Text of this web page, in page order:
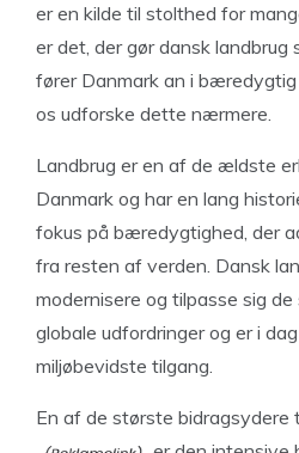
er en kilde til stolthed for
er det, der gør dansk landbrug
fører Danmark an i bæredygtig
os udforske dette nærmere.
Landbrug er en af ​​de ældste
Danmark og har en lang
fokus på bæredygtighed, der
fra resten af ​​verden. Dansk
modernisere og tilpasse sig
globale udfordringer og er i
miljøbevidste tilgang.
En af de største bidragsydere